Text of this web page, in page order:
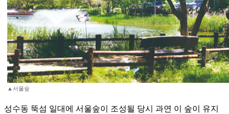
▲서울숲
성수동 뚝섬 일대에 서울숲이 조성될 당시 과연 이 숲이 유지